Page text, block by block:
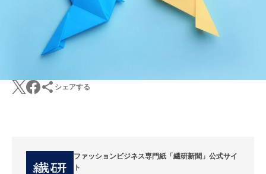
シェアする
ファッションビジネス専門紙「繊研新聞」公式サイ
ト